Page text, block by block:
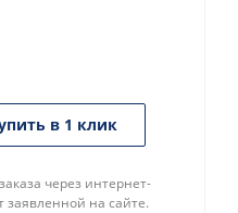
в 1 клик
через интернет-
заявленной на сайте.